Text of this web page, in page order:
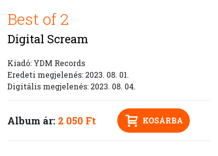
Best of 2
Digital Scream
Kiadó: YDM Records
Eredeti megjelenés: 2023. 08. 01.
Digitális megjelenés: 2023. 08. 04.
Album ár: 2 050 Ft KOSÁRBA